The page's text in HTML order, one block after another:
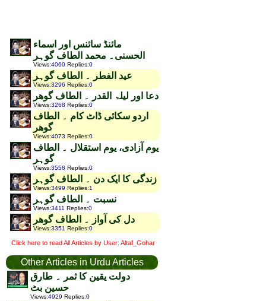
مائنڈ سائنس اور اسماء
الحسنی۔ محمد الطاف گوہر
Views:4060 Replies:0
عید الفطر ۔ الطاف گوہر
Views:3296 Replies:0
دعا اور لیلۃ القدر ۔ الطاف گوھر
Views:3268 Replies:0
اردو سکائی ڈاٹ کام ۔ الطاف
گوھر
Views:4073 Replies:0
یوم آزادی، یوم استقلال ۔ الطاف
گوہر
Views:3558 Replies:0
زندگی کا ایک دن ۔ الطاف گوہر
Views:3499 Replies:1
نسبت ۔ الطاف گوہر
Views:3411 Replies:0
دل کی آواز ۔ الطاف گوھر
Views:3351 Replies:0
Click here to read All Articles by User: Altaf_Gohar
Other Articles in Urdu Articles
دولت یقین کا ثمر ۔ طارق
حسین بٹ
Views:4929 Replies:0